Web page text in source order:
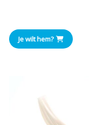
Je wilt hem?